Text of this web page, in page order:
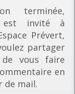
terminée,
est invité à
Prévert,
partager
vous faire
en
de mail.